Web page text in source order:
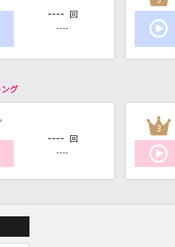
---- 回
----
グ
---- 回
----
3